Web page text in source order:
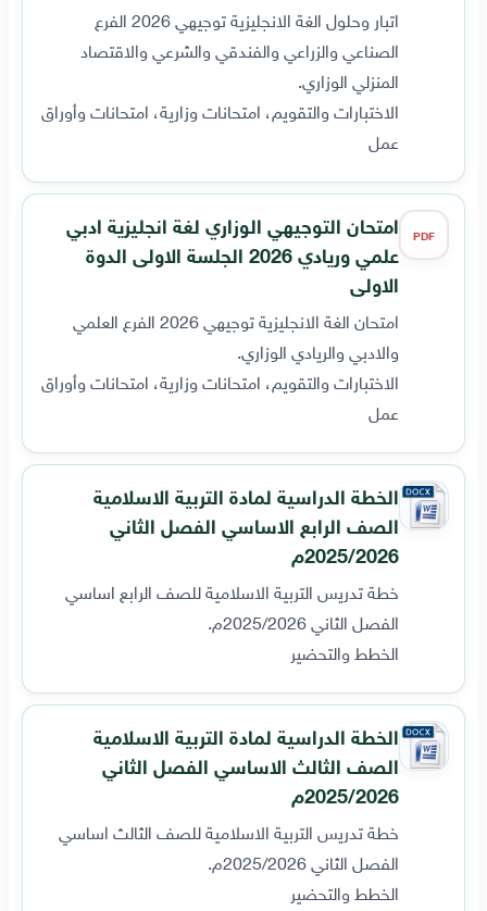
اتبار وحلول الغة الانجليزية توجيهي 2026 الفرع
الصناعي والزراعي والفندقي والشرعي والاقتصاد
المنزلي الوزاري.
الاختبارات والتقويم، امتحانات وزارية، امتحانات وأوراق
عمل
PDF
امتحان التوجيهي الوزاري لغة انجليزية ادبي
علمي وريادي 2026 الجلسة الاولى الدوة
الاولى
امتحان الغة الانجليزية توجيهي 2026 الفرع العلمي
والادبي والريادي الوزاري.
الاختبارات والتقويم، امتحانات وزارية، امتحانات وأوراق
عمل
الخطة الدراسية لمادة التربية الاسلامية
الصف الرابع الاساسي الفصل الثاني
2025/2026م
خطة تدريس التربية الاسلامية للصف الرابع اساسي
الفصل الثاني 2025/2026م.
الخطط والتحضير
الخطة الدراسية لمادة التربية الاسلامية
الصف الثالث الاساسي الفصل الثاني
2025/2026م
خطة تدريس التربية الاسلامية للصف الثالث اساسي
الفصل الثاني 2025/2026م.
الخطط والتحضير